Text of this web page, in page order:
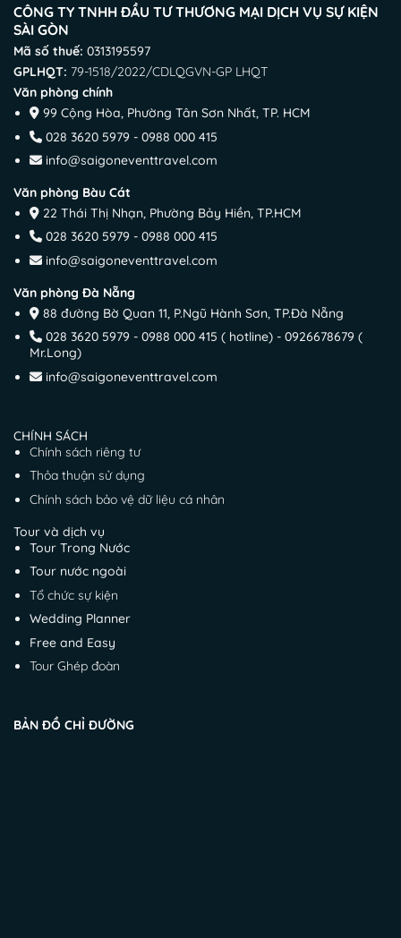
CÔNG TY TNHH ĐẦU TƯ THƯƠNG MẠI DỊCH VỤ SỰ KIỆN
SÀI GÒN
Mã số thuế: 0313195597
GPLHQT: 79-1518/2022/CDLQGVN-GP LHQT
Văn phòng chính
99 Cộng Hòa, Phường Tân Sơn Nhất, TP. HCM
028 3620 5979 - 0988 000 415
info@saigoneventtravel.com
Văn phòng Bàu Cát
22 Thái Thị Nhạn, Phường Bảy Hiền, TP.HCM
028 3620 5979 - 0988 000 415
info@saigoneventtravel.com
Văn phòng Đà Nẵng
88 đường Bờ Quan 11, P.Ngũ Hành Sơn, TP.Đà Nẵng
028 3620 5979 - 0988 000 415 ( hotline) - 0926678679 (
Mr.Long)
info@saigoneventtravel.com
CHÍNH SÁCH
Chính sách riêng tư
Thỏa thuận sử dụng
Chính sách bảo vệ dữ liệu cá nhân
Tour và dịch vụ
Tour Trong Nước
Tour nước ngoài
Tổ chức sự kiện
Wedding Planner
Free and Easy
Tour Ghép đoàn
BẢN ĐỒ CHỈ ĐƯỜNG